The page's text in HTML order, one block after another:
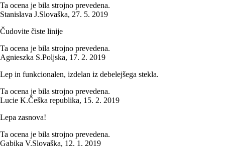
Ta ocena je bila strojno prevedena.
Stanislava J.Slovaška, 27. 5. 2019
Čudovite čiste linije
Ta ocena je bila strojno prevedena.
Agnieszka S.Poljska, 17. 2. 2019
Lep in funkcionalen, izdelan iz debelejšega stekla.
Ta ocena je bila strojno prevedena.
Lucie K.Češka republika, 15. 2. 2019
Lepa zasnova!
Ta ocena je bila strojno prevedena.
Gabika V.Slovaška, 12. 1. 2019